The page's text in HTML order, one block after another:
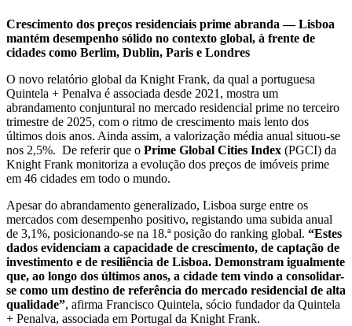
Crescimento dos preços residenciais prime abranda — Lisboa
mantém desempenho sólido no contexto global, à frente de
cidades como Berlim, Dublin, Paris e Londres
O novo relatório global da Knight Frank, da qual a portuguesa
Quintela + Penalva é associada desde 2021, mostra um
abrandamento conjuntural no mercado residencial prime no terceiro
trimestre de 2025, com o ritmo de crescimento mais lento dos
últimos dois anos. Ainda assim, a valorização média anual situou-se
nos 2,5%. De referir que o Prime Global Cities Index (PGCI) da
Knight Frank monitoriza a evolução dos preços de imóveis prime
em 46 cidades em todo o mundo.
Apesar do abrandamento generalizado, Lisboa surge entre os
mercados com desempenho positivo, registando uma subida anual
de 3,1%, posicionando-se na 18.ª posição do ranking global. “Estes
dados evidenciam a capacidade de crescimento, de captação de
investimento e de resiliência de Lisboa. Demonstram igualmente
que, ao longo dos últimos anos, a cidade tem vindo a consolidar-
se como um destino de referência do mercado residencial de alta
qualidade”, afirma Francisco Quintela, sócio fundador da Quintela
+ Penalva, associada em Portugal da Knight Frank.